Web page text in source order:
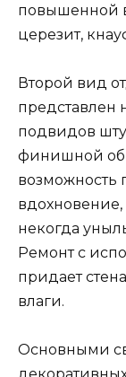
повышенной
церезит,
Второй вид
представлен
подвидов
финишной
возможность
вдохновение,
некогда
Ремонт с
придает
влаги.
Основными